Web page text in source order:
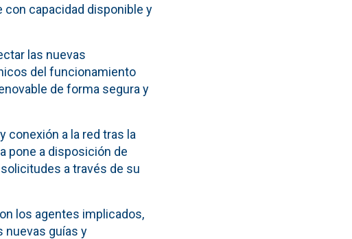
con capacidad disponible y
las nuevas
del funcionamiento
de forma segura y
conexión a la red tras la
pone a disposición de
a través de su
los agentes implicados,
nuevas guías y